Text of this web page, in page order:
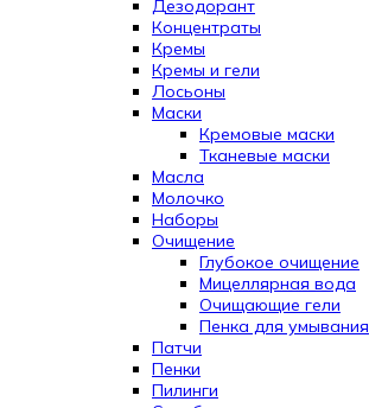
Дезодорант
Концентраты
Кремы
Кремы и гели
Лосьоны
Маски
Кремовые маски
Тканевые маски
Масла
Молочко
Наборы
Очищение
Глубокое очищение
Мицеллярная вода
Очищающие гели
Пенка для умывания
Патчи
Пенки
Пилинги